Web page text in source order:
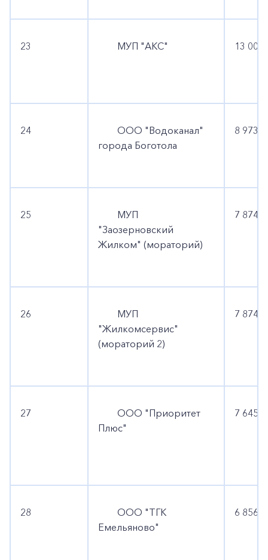
23 МУП "АКС" 13 001
24
ООО "Водоканал"
города Боготола
8 973
25
МУП
"Заозерновский
Жилком" (мораторий)
7 874
26
МУП
"Жилкомсервис"
(мораторий 2)
7 874
27
ООО "Приоритет
Плюс"
7 645
28
ООО "ТГК
Емельяново"
6 856